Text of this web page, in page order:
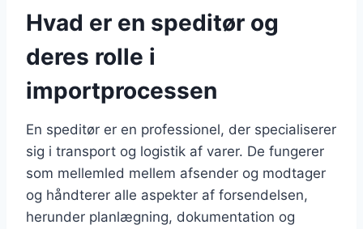
Hvad er en speditør og
deres rolle i
importprocessen
En speditør er en professionel, der specialiserer
sig i transport og logistik af varer. De fungerer
som mellemled mellem afsender og modtager
og håndterer alle aspekter af forsendelsen,
herunder planlægning, dokumentation og